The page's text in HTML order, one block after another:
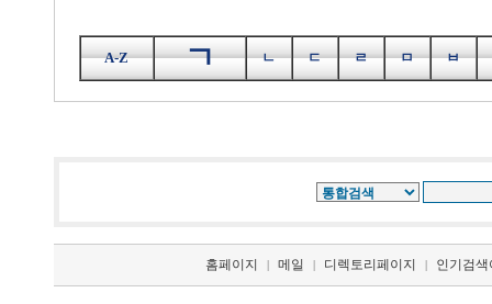
A-Z ㄱ ㄴ ㄷ ㄹ ㅁ ㅂ
홈페이지 | 메일 | 디렉토리페이지 | 인기검색